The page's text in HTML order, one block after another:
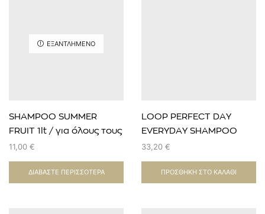
ΕΞΑΝΤΛΗΜΈΝΟ
SHAMPOO SUMMER
FRUIT 1lt / για όλους τους
τύπους
11,00 €
ΔΙΑΒΆΣΤΕ ΠΕΡΙΣΣΌΤΕΡΑ
LOOP PERFECT DAY
EVERYDAY SHAMPOO
EVOZEN 5lt / για όλους
τους τύπους
33,20 €
ΠΡΟΣΘΉΚΗ ΣΤΟ ΚΑΛΆΘΙ